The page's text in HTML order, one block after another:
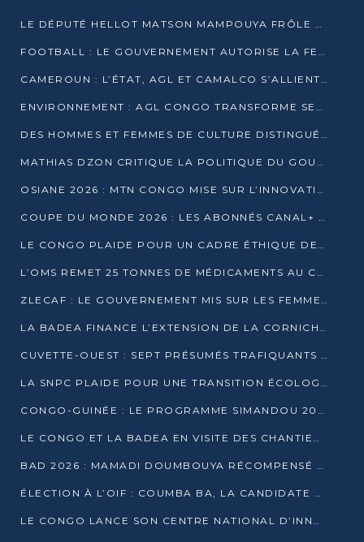
LE DÉPUTÉ HELLOT MATSON MAMPOUYA FRÔLE LA MORT LORS D’UNE EMBUSCADE DZNS LE POOL
FOOTBALL : LE GOUVERNEMENT AUTORISE LA FECOFOOT À OCCUPER LES COMPLEXES SPORTIFS
CAMEROUN : L’ÉTAT, AGL ET CAMALCO S’ALLIENT POUR UN MÉGA-PROJET FERROVIAIRE
ENVIRONNEMENT : AGL CONGO TRANSFORME SES DÉCHETS EN OUTILS DE FORMATION
DES HOMMES ET FEMMES DE CULTURE DISTINGUÉS POUR LEUR ENGAGEMENT PAR BANTOU CULTURE
MATHIAS DZON CRITIQUE LA POLITIQUE DU GOUVERNEMENT ET ALERTE SUR LA DETTE DU CONGO
OSIANE 2026 : MTN CONGO MISE SUR L’INNOVATION POUR RELEVER LES DÉFIS AFRICAINS
COUPE DU MONDE 2026 : LES ABONNÉS CANAL+ AU CONGO DÉÇUS À QUELQUES JOURS DU COUP D’ENVOI
LE CONGO PLAIDE POUR UN CADRE ÉTHIQUE DE L’INTELLIGENCE ARTIFICIELLE À DAKAR
L’OMS REMET 25 TONNES DE MÉDICAMENTS AU CONGO POUR RENFORCER LA RIPOSTE AUX ÉPIDÉMIES
ZLECAF : LE GOUVERNEMENT MIS SUR LES FEMMES ENTREPRENEURES
LA BADEA FINANCE L’EXTENSION DE LA CORNICHE SUD DE BRAZZAVILLE
CUVETTE-OUEST : SEPT PRÉSUMÉS TRAFIQUANTS DE FAUNE INTERPELLÉS À EWO ET KELLÉ
LA SNPC PLAIDE POUR UNE TRANSITION ÉCOLOGIQUE PROGRESSIVE
CONGO-GUINÉE : LE PROGRAMME SIMANDOU 2040 AU CŒUR DES ÉCHANGES À LA BAD
LE CONGO ET LA BADEA EN VISITE DES CHANTIERS
BAD 2026 : MAMADI DOUMBOUYA RÉCOMPENSÉ PAR LE TROPHÉE BABACAR NDIAYE À BRAZZAVILLE
ÉLECTION À L’OIF : COUMBA BA, LA CANDIDATE DISCRÈTE QUI BOUSCULE LE JEU DIPLOMATIQUE
LE CONGO LANCE SON CENTRE NATIONAL D’INNOVATION